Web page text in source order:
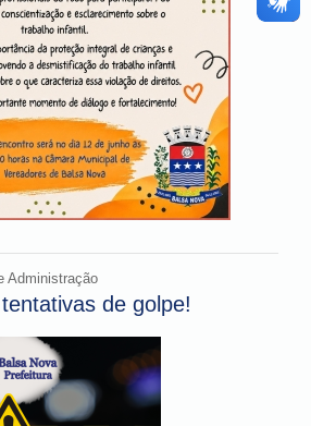
Administração
de golpe!